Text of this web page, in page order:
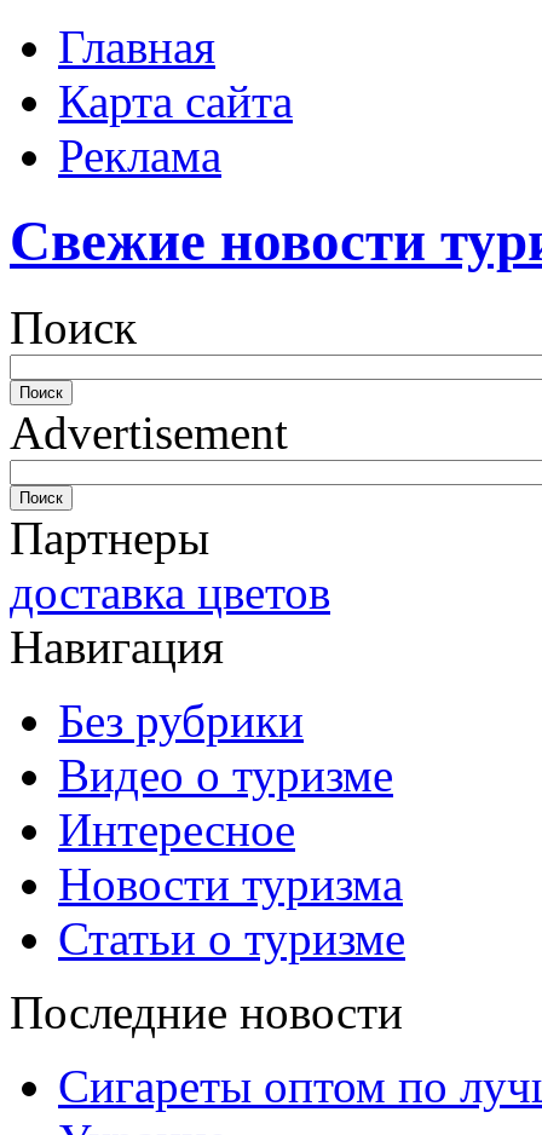
Главная
Карта сайта
Реклама
Свежие новости
Поиск
Advertisement
Партнеры
доставка цветов
Навигация
Без рубрики
Видео о туризме
Интересное
Новости туризма
Статьи о туризме
Последние новости
Сигареты оптом по